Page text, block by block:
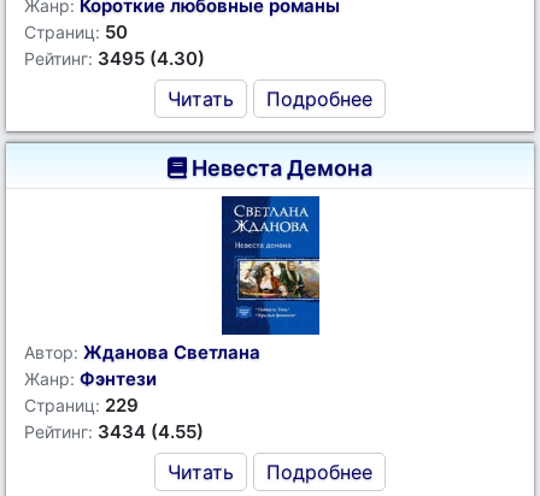
Жанр: Короткие любовные романы
Страниц: 50
Рейтинг: 3495 (4.30)
Читать Подробнее
Невеста Демона
Автор: Жданова Светлана
Жанр: Фэнтези
Страниц: 229
Рейтинг: 3434 (4.55)
Читать Подробнее